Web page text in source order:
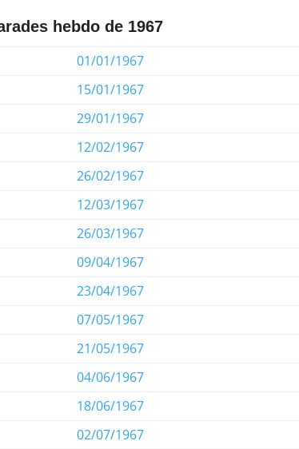
hebdo de 1967
01/01/1967
15/01/1967
29/01/1967
12/02/1967
26/02/1967
12/03/1967
26/03/1967
09/04/1967
23/04/1967
07/05/1967
21/05/1967
04/06/1967
18/06/1967
02/07/1967